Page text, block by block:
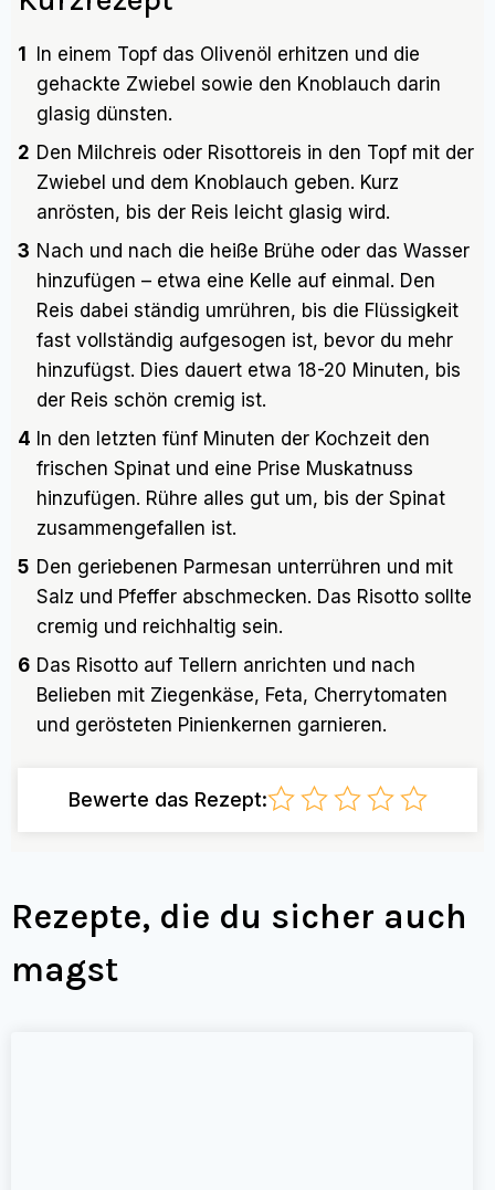
1 In einem Topf das Olivenöl erhitzen und die
gehackte Zwiebel sowie den Knoblauch darin
glasig dünsten.
2 Den Milchreis oder Risottoreis in den Topf mit der
Zwiebel und dem Knoblauch geben. Kurz
anrösten, bis der Reis leicht glasig wird.
3 Nach und nach die heiße Brühe oder das Wasser
hinzufügen – etwa eine Kelle auf einmal. Den
Reis dabei ständig umrühren, bis die Flüssigkeit
fast vollständig aufgesogen ist, bevor du mehr
hinzufügst. Dies dauert etwa 18-20 Minuten, bis
der Reis schön cremig ist.
4 In den letzten fünf Minuten der Kochzeit den
frischen Spinat und eine Prise Muskatnuss
hinzufügen. Rühre alles gut um, bis der Spinat
zusammengefallen ist.
5 Den geriebenen Parmesan unterrühren und mit
Salz und Pfeffer abschmecken. Das Risotto sollte
cremig und reichhaltig sein.
6 Das Risotto auf Tellern anrichten und nach
Belieben mit Ziegenkäse, Feta, Cherrytomaten
und gerösteten Pinienkernen garnieren.
Bewerte das Rezept:
Rezepte, die du sicher auch
magst